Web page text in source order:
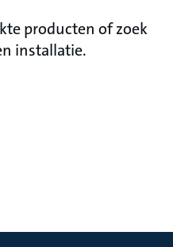
producten of zoek
installatie.